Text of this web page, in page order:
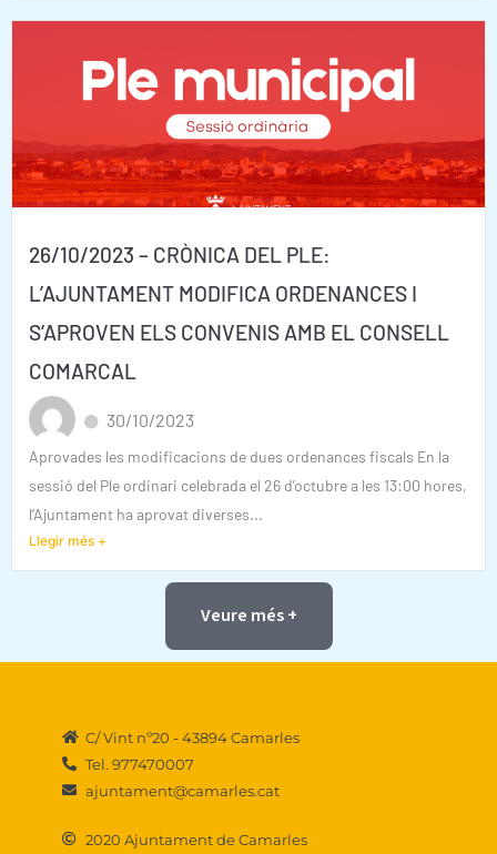
26/10/2023 – CRÒNICA DEL PLE:
L’AJUNTAMENT MODIFICA ORDENANCES I
S’APROVEN ELS CONVENIS AMB EL CONSELL
COMARCAL
30/10/2023
Aprovades les modificacions de dues ordenances fiscals En la
sessió del Ple ordinari celebrada el 26 d’octubre a les 13:00 hores,
l’Ajuntament ha aprovat diverses...
Llegir més +
Veure més +
C/ Vint nº20 - 43894 Camarles
Tel. 977470007
ajuntament@camarles.cat
2020 Ajuntament de Camarles